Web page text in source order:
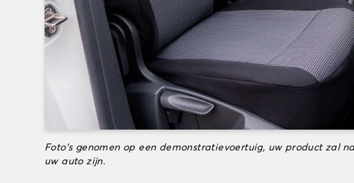
Foto's genomen op een demonstratievoertuig, uw product zal
uw auto zijn.